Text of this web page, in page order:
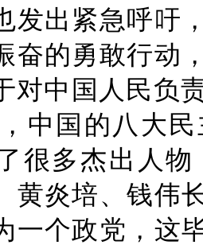
发出紧急呼吁
奋的勇敢行动
对中国人民负
中国的八大
很多杰出人
黄炎培、钱伟
一个政党，这